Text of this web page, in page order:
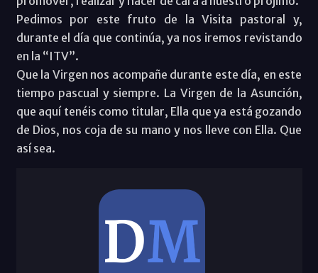
Pedimos por este fruto de la Visita pastoral y,
durante el día que continúa, ya nos iremos revistando
en la “ITV”.
Que la Virgen nos acompañe durante este día, en este
tiempo pascual y siempre. La Virgen de la Asunción,
que aquí tenéis como titular, Ella que ya está gozando
de Dios, nos coja de su mano y nos lleve con Ella. Que
así sea.